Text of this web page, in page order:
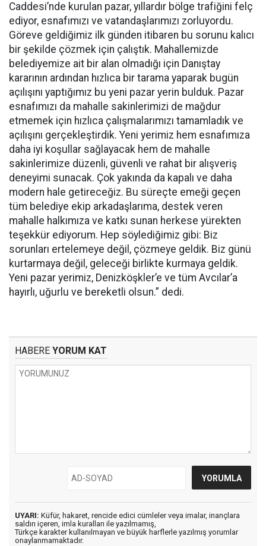
Caddesi’nde kurulan pazar, yıllardır bölge trafiğini felç
ediyor, esnafımızı ve vatandaşlarımızı zorluyordu.
Göreve geldiğimiz ilk günden itibaren bu sorunu kalıcı
bir şekilde çözmek için çalıştık. Mahallemizde
belediyemize ait bir alan olmadığı için Danıştay
kararının ardından hızlıca bir tarama yaparak bugün
açılışını yaptığımız bu yeni pazar yerin bulduk. Pazar
esnafımızı da mahalle sakinlerimizi de mağdur
etmemek için hızlıca çalışmalarımızı tamamladık ve
açılışını gerçekleştirdik. Yeni yerimiz hem esnafımıza
daha iyi koşullar sağlayacak hem de mahalle
sakinlerimize düzenli, güvenli ve rahat bir alışveriş
deneyimi sunacak. Çok yakında da kapalı ve daha
modern hale getireceğiz. Bu süreçte emeği geçen
tüm belediye ekip arkadaşlarıma, destek veren
mahalle halkımıza ve katkı sunan herkese yürekten
teşekkür ediyorum. Hep söylediğimiz gibi: Biz
sorunları ertelemeye değil, çözmeye geldik. Biz günü
kurtarmaya değil, geleceği birlikte kurmaya geldik.
Yeni pazar yerimiz, Denizköşkler’e ve tüm Avcılar’a
hayırlı, uğurlu ve bereketli olsun.” dedi.
HABERE YORUM KAT
UYARI: Küfür, hakaret, rencide edici cümleler veya imalar, inançlara
saldırı içeren, imla kuralları ile yazılmamış,
Türkçe karakter kullanılmayan ve büyük harflerle yazılmış yorumlar
onaylanmamaktadır.